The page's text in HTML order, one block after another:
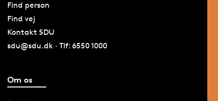
Find person
Find vej
Kontakt SDU
sdu@sdu.dk · Tlf: 6550 1000
Om os